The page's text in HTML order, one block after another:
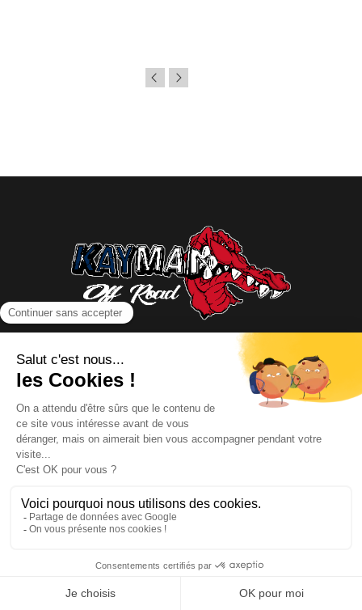
NOUS CONTACTER
INFORMATIONS
NOS PARTENAIRES
HORAIRES D'OUVERTURE
Copyright © 2026 Kayman Offroad 4x4 - Tous droits réservés -